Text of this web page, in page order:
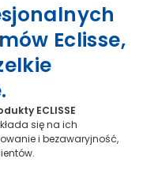
Eclisse,
ECLISSE
się na ich
i bezawaryjność,